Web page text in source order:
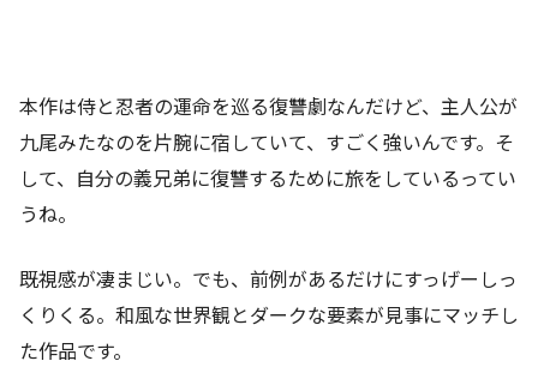
本作は侍と忍者の運命を巡る復讐劇なんだけど、主人公が
九尾みたなのを片腕に宿していて、すごく強いんです。そ
して、自分の義兄弟に復讐するために旅をしているってい
うね。
既視感が凄まじい。でも、前例があるだけにすっげーしっ
くりくる。和風な世界観とダークな要素が見事にマッチし
た作品です。